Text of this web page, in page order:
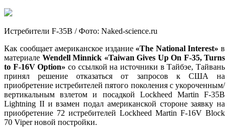
Истребители F-35B / Фото: Naked-science.ru
Как сообщает американское издание«The National Interest» в
материале Wendell Minnick «Taiwan Gives Up On F-35, Turns
to F-16V Option» со ссылкой на источники в Тайбэе, Тайвань
принял решение отказаться от запросов к США на
приобретение истребителей пятого поколения с укороченным/
вертикальным взлетом и посадкой Lockheed Martin F-35B
Lightning II и взамен подал американской стороне заявку на
приобретение 72 истребителей Lockheed Martin F-16V Block
70 Viper новой постройки.